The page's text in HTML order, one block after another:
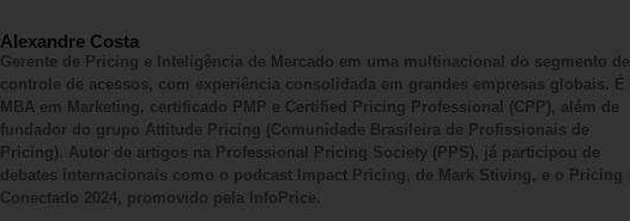
Alexandre Costa
Gerente de Pricing e Inteligência de Mercado em uma multinacional do segmento de
controle de acessos, com experiência consolidada em grandes empresas globais. É
MBA em Marketing, certificado PMP e Certified Pricing Professional (CPP), além de
fundador do grupo Attitude Pricing (Comunidade Brasileira de Profissionais de
Pricing). Autor de artigos na Professional Pricing Society (PPS), já participou de
debates internacionais como o podcast Impact Pricing, de Mark Stiving, e o Pricing
Conectado 2024, promovido pela InfoPrice.